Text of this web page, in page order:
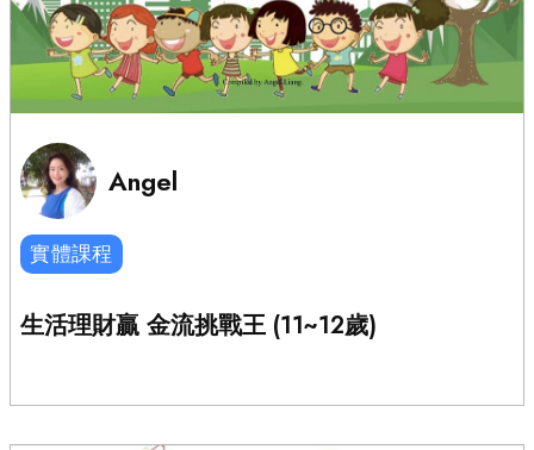
Angel
實體課程
生活理財贏 金流挑戰王 (11~12歲)